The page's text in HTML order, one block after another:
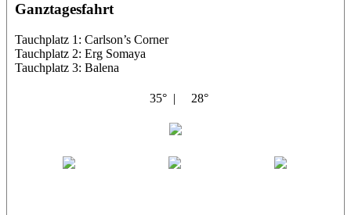
Ganztagesfahrt
Tauchplatz 1: Carlson’s Corner
Tauchplatz 2: Erg Somaya
Tauchplatz 3: Balena
35° | 28°